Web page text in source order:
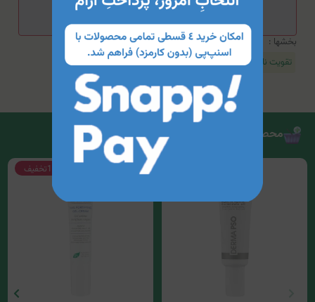
بخشها :
تقویت ناخن
محصولات مرتبط
10%تخفیف